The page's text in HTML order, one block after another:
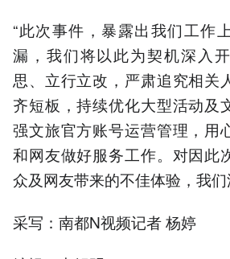
“此次事件，暴露出我们工作
漏，我们将以此为契机深入
思、立行立改，严肃追究相关
齐短板，持续优化大型活动及
强文旅官方账号运营管理，用
和网友做好服务工作。对因此
众及网友带来的不佳体验，我们
采写：南都N视频记者 杨婷